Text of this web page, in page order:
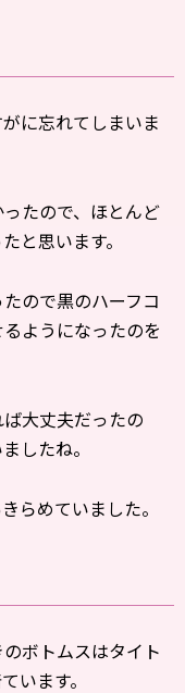
に忘れてしまいま
たので、ほとんど
と思います。
ので黒のハーフコ
ようになったのを
大丈夫だったの
したね。
らめていました。
ボトムスはタイト
います。